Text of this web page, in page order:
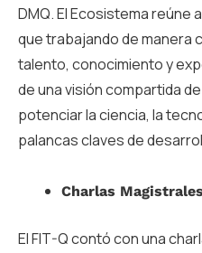
DMQ. El Ecosistema reúne
que trabajando de manera
talento, conocimiento y
de una visión compartida
potenciar la ciencia, la
palancas claves de
Charlas Magistrales
El FIT-Q contó con una